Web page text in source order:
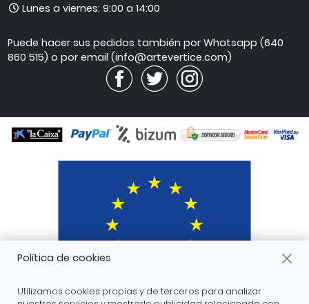
Horario
atención
Lunes a viernes: 9:00 a 14:00
Puede hacer sus pedidos también por Whatsapp (640
860 515) o por email (info@artevertice.com)
Política de cookies
Utilizamos cookies propias y de terceros para analizar